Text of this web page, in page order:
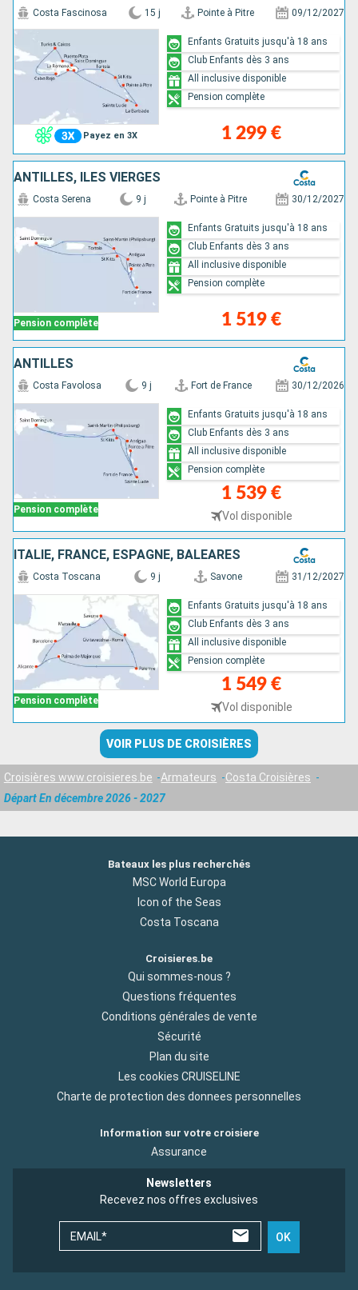
Payez en 3X
Costa Fascinosa 15 j Pointe à Pitre 09/12/2027
1 299 €
Enfants Gratuits jusqu'à 18 ans
Club Enfants dès 3 ans
All inclusive disponible
Pension complète
ANTILLES, ILES VIERGES
Pension complète
Costa Serena 9 j Pointe à Pitre 30/12/2027
1 519 €
Enfants Gratuits jusqu'à 18 ans
Club Enfants dès 3 ans
All inclusive disponible
Pension complète
ANTILLES
Pension complète
Costa Favolosa 9 j Fort de France 30/12/2026
1 539 €
Vol disponible
Enfants Gratuits jusqu'à 18 ans
Club Enfants dès 3 ans
All inclusive disponible
Pension complète
ITALIE, FRANCE, ESPAGNE, BALÉARES
Pension complète
Costa Toscana 9 j Savone 31/12/2027
1 549 €
Vol disponible
Enfants Gratuits jusqu'à 18 ans
Club Enfants dès 3 ans
All inclusive disponible
Pension complète
VOIR PLUS DE CROISIÈRES
Croisières www.croisieres.be Armateurs
Costa Croisières
Départ En décembre 2026 - 2027
Bateaux les plus recherchés
MSC World Europa
Icon of the Seas
Costa Toscana
Croisieres.be
Qui sommes-nous ?
Questions fréquentes
Conditions générales de vente
Sécurité
Plan du site
Les cookies CRUISELINE
Charte de protection des donnees personnelles
Information sur votre croisiere
Assurance
Newsletters
Recevez nos offres exclusives
EMAIL* OK